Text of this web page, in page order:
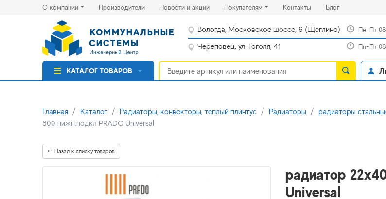
О компании Производители(current)Новости и акции(current)Покупателям Контакты(current)
Блог(current)
Вологда, Московское шоссе, 6 (Щеглино) Пн-Пт
Череповец, ул. Гоголя, 41 Пн-Пт
КАТАЛОГ ТОВАРОВ
Главная Каталог Радиаторы, конвекторы, теплый плинтус Радиаторы радиаторы
800 нижн.подкл PRADO Universal
Назад к списку товаров
радиатор
Universal